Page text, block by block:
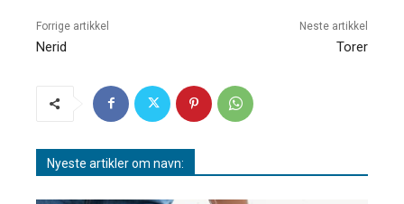
Forrige artikkel
Nerid
Neste artikkel
Torer
Nyeste artikler om navn: